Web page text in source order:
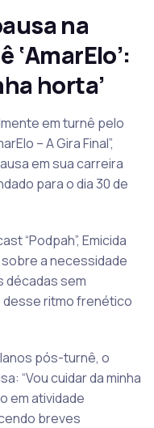
na
horta’
em turnê pelo
– A Gira Final”,
em sua carreira
para o dia 30 de
“Podpah”, Emicida
a necessidade
décadas sem
ritmo frenético
pós-turnê, o
“Vou cuidar da minha
em atividade
breves